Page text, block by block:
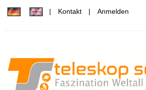
Kontakt Anmelden